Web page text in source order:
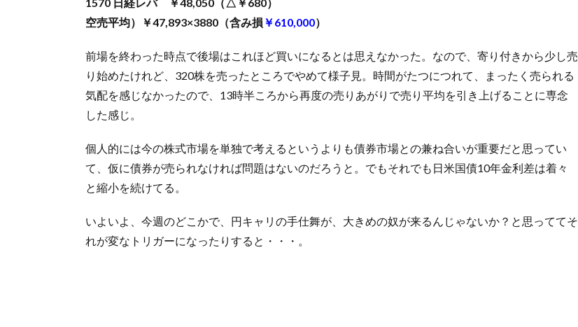
空売平均）￥47,893×3880（含み損 ￥610,000）
前場を終わった時点で後場はこれほど買いになるとは思えなかった。なので、寄り付きから少し売
り始めたけれど、320株を売ったところでやめて様子見。時間がたつにつれて、まったく売られる
気配を感じなかったので、13時半ころから再度の売りあがりで売り平均を引き上げることに専念
した感じ。
個人的には今の株式市場を単独で考えるというよりも債券市場との兼ね合いが重要だと思ってい
て、仮に債券が売られなければ問題はないのだろうと。でもそれでも日米国債10年金利差は着々
と縮小を続けてる。
いよいよ、今週のどこかで、円キャリの手仕舞が、大きめの奴が来るんじゃないか？と思っててそ
れが変なトリガーになったりすると・・・。